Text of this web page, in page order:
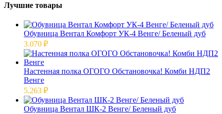
Лучшие товары
Обувница Вентал Комфорт УК-4 Венге/ Беленый дуб
3.070 ₽
Настенная полка ОГОГО Обстановочка! Комби НДП2
Венге
5.263 ₽
Обувница Вентал ШК-2 Венге/ Беленый дуб